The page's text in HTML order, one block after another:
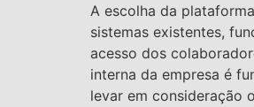
A escolha da
sistemas existentes,
acesso dos
interna da empresa é
levar em consideração